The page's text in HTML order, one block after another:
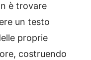
è trovare
un testo
proprie
costruendo